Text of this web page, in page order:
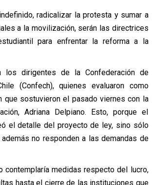
radicalizar la protesta y sumar a
a la movilización, serán las directrices
para enfrentar la reforma a la
los dirigentes de la Confederación de
(Confech), quienes evaluaron como
que sostuvieron el pasado viernes con la
Adriana Delpiano. Esto, porque el
el detalle del proyecto de ley, sino sólo
no responden a las demandas de
contemplaría medidas respecto del lucro,
hasta el cierre de las instituciones que